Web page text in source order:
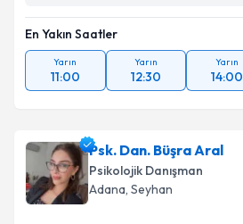
En Yakın Saatler
Yarın
11:00
Yarın
12:30
Yarın
14:00
Psk. Dan. Büşra Aral
Psikolojik Danışman
Adana, Seyhan